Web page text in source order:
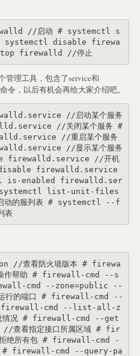
disable firewa
firewalld //停止
管理工具，包含了service和
令，以后有机会再给大家介绍吧。
//关闭某个服务 #
//重启某个服务
//显示某个服务
firewalld.service //开机
disable firewalld.service
is-enabled firewalld.ser
# systemctl list-unit-files
动的服列表 # systemctl --f
表
作帮助 # firewall-cmd --s
cmd --zone=public --
行的端口 # firewall-cmd --
# firewall-cmd --list-all-z
情况 # firewall-cmd --get
看指定接口所属区域 # fir
所有包 # firewall-cmd -
# firewall-cmd --query-pa